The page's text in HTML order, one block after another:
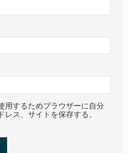
用するためブラウザーに自分
レス、サイトを保存する。